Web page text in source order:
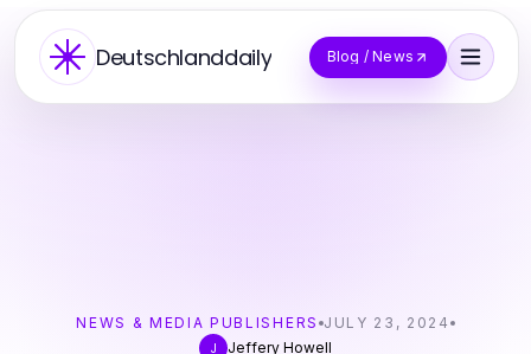
Deutschlanddaily Blog / News
NEWS & MEDIA PUBLISHERS JULY 23, 2024
J
Jeffery Howell